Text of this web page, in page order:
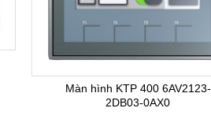
Màn hình KTP 400 6AV2123-
2DB03-0AX0